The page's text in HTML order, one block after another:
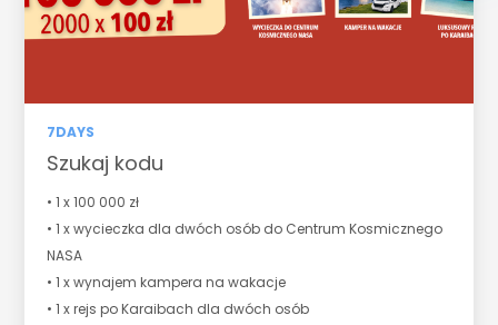
7DAYS
Szukaj kodu
• 1 x 100 000 zł
• 1 x wycieczka dla dwóch osób do Centrum Kosmicznego
NASA
• 1 x wynajem kampera na wakacje
• 1 x rejs po Karaibach dla dwóch osób